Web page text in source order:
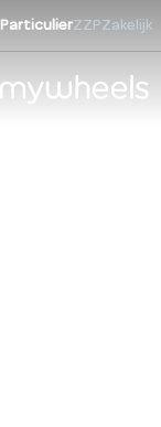
ParticulierZZPZakelijk